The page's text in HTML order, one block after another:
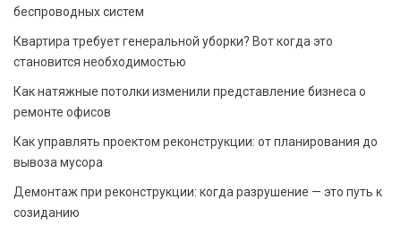
беспроводных систем
Квартира требует генеральной уборки? Вот когда это
становится необходимостью
Как натяжные потолки изменили представление бизнеса о
ремонте офисов
Как управлять проектом реконструкции: от планирования до
вывоза мусора
Демонтаж при реконструкции: когда разрушение — это путь к
созиданию